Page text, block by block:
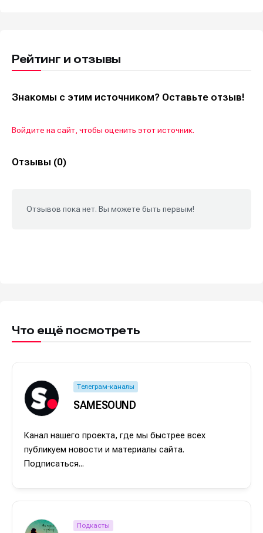
Рейтинг и отзывы
Знакомы с этим источником? Оставьте отзыв!
Войдите на сайт, чтобы оценить этот источник.
Отзывы (0)
Отзывов пока нет. Вы можете быть первым!
Что ещё посмотреть
Телеграм-каналы
SAMESOUND
Канал нашего проекта, где мы быстрее всех
публикуем новости и материалы сайта.
Подписаться...
Подкасты